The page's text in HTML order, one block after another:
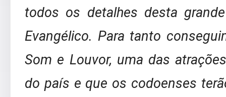
todos os detalhes desta
Evangélico. Para tanto
Som e Louvor, uma das
do país e que os codoenses